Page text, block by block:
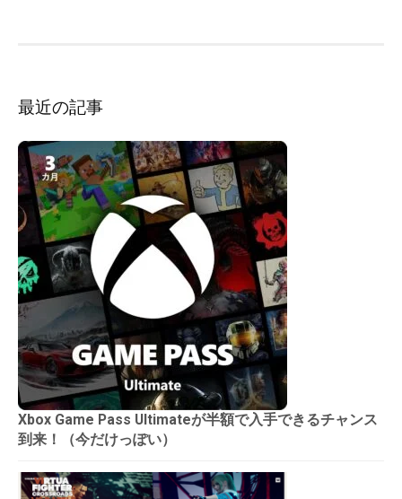
最近の記事
Xbox Game Pass Ultimateが半額で入手できるチャンス
到来！（今だけっぽい）